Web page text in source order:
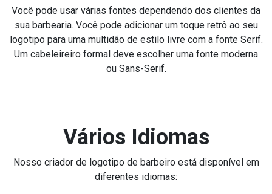
Você pode usar várias fontes dependendo dos clientes da
sua barbearia. Você pode adicionar um toque retrô ao seu
logotipo para uma multidão de estilo livre com a fonte Serif.
Um cabeleireiro formal deve escolher uma fonte moderna
ou Sans-Serif.
Vários Idiomas
Nosso criador de logotipo de barbeiro está disponível em
diferentes idiomas: